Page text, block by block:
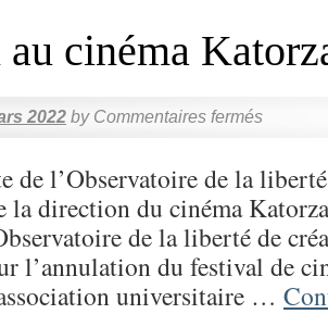
au cinéma
2022 by Commentaires fermés
de l’Observatoire de la
la direction du cinéma
de la liberté de
l’annulation du festival de
universitaire …